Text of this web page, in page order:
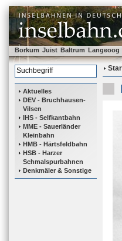
Borkum Juist Baltrum Langeoog
Aktuelles
DEV - Bruchhausen-
Vilsen
IHS - Selfkantbahn
MME - Sauerländer
Kleinbahn
HMB - Härtsfeldbahn
HSB - Harzer
Schmalspurbahnen
Denkmäler & Sonstige